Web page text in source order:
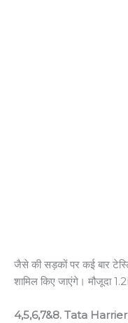
जैसे की सड़कों पर कई बार
शामिल किए जाएंगे। मौजूदा
4,5,6,7&8. Tata